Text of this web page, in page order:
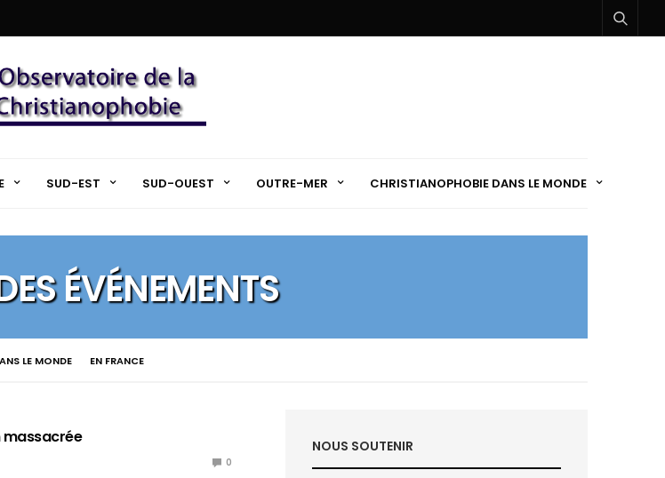
SUD-EST SUD-OUEST OUTRE-MER CHRISTIANOPHOBIE DANS LE MONDE
ÉVÉNEMENTS
LE MONDE EN FRANCE
massacrée
0
NOUS SOUTENIR